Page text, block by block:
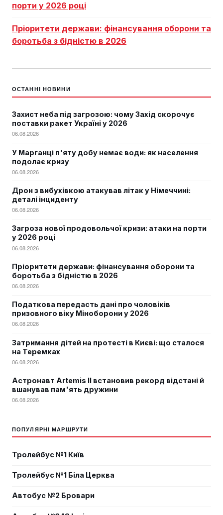
порти у 2026 році
Пріоритети держави: фінансування оборони та
боротьба з бідністю в 2026
ОСТАННІ НОВИНИ
Захист неба під загрозою: чому Захід скорочує
поставки ракет Україні у 2026
06.08.2026
У Марганці п'яту добу немає води: як населення
подолає кризу
06.08.2026
Дрон з вибухівкою атакував літак у Німеччині:
деталі інциденту
06.08.2026
Загроза нової продовольчої кризи: атаки на порти
у 2026 році
06.08.2026
Пріоритети держави: фінансування оборони та
боротьба з бідністю в 2026
06.08.2026
Податкова передасть дані про чоловіків
призовного віку Міноборони у 2026
06.08.2026
Затримання дітей на протесті в Києві: що сталося
на Теремках
06.08.2026
Астронавт Artemis II встановив рекорд відстані й
вшанував пам'ять дружини
06.08.2026
ПОПУЛЯРНІ МАРШРУТИ
Тролейбус №1 Київ
Тролейбус №1 Біла Церква
Автобус №2 Бровари